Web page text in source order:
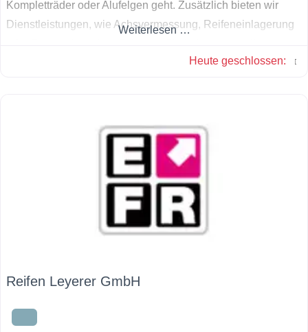
Kompletträder oder Alufelgen geht. Zusätzlich bieten wir
Dienstleistungen, wie Achsvermessung, Reifeneinlagerung
Weiterlesen …
Heute geschlossen:
Reifen Leyerer GmbH